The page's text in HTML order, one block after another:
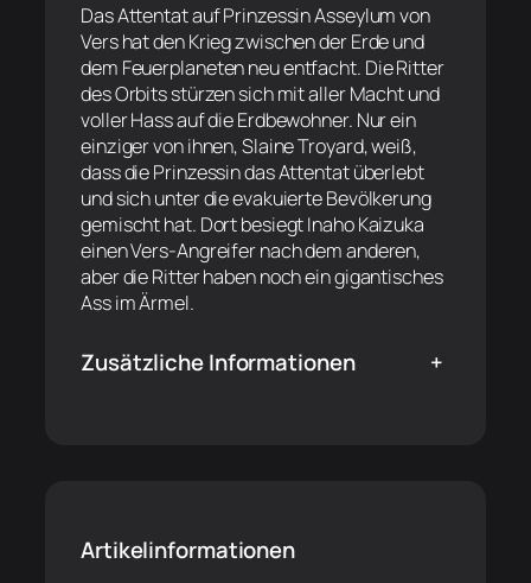
Das Attentat auf Prinzessin Asseylum von
Vers hat den Krieg zwischen der Erde und
dem Feuerplaneten neu entfacht. Die Ritter
des Orbits stürzen sich mit aller Macht und
voller Hass auf die Erdbewohner. Nur ein
einziger von ihnen, Slaine Troyard, weiß,
dass die Prinzessin das Attentat überlebt
und sich unter die evakuierte Bevölkerung
gemischt hat. Dort besiegt Inaho Kaizuka
einen Vers-Angreifer nach dem anderen,
aber die Ritter haben noch ein gigantisches
Ass im Ärmel.
Zusätzliche Informationen +
Artikelinformationen